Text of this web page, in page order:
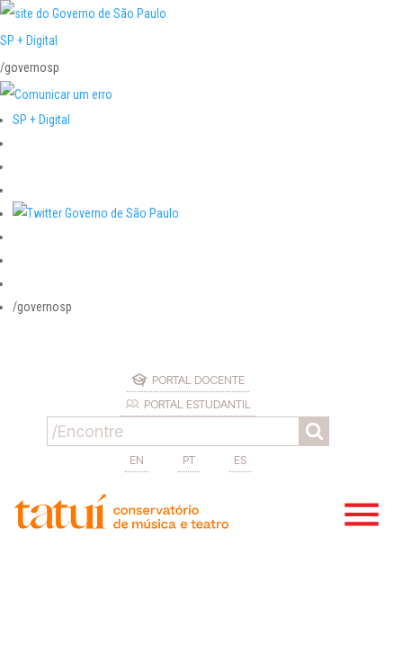
SP + Digital
/governosp
SP + Digital
/governosp
PORTAL DOCENTE
PORTAL ESTUDANTIL
EN PT ES